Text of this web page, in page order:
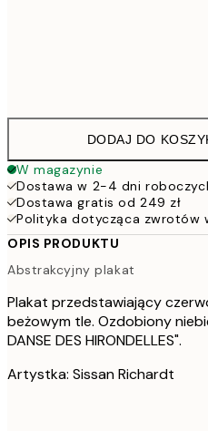
DODAJ DO
W magazynie
Dostawa w 2-4 dni
Dostawa gratis od 249 zł
Polityka dotycząca zwrotów
OPIS PRODUKTU
Abstrakcyjny plakat
Plakat przedstawiający
beżowym tle. Ozdobiony
DANSE DES HIRONDELLES".
Artystka: Sissan Richardt